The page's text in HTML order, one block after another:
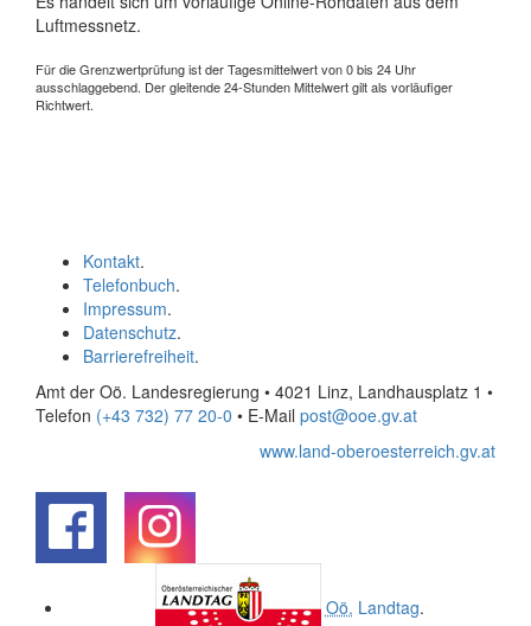
Luftmessnetz.
Für die Grenzwertprüfung ist der Tagesmittelwert von 0 bis 24 Uhr
ausschlaggebend. Der gleitende 24-Stunden Mittelwert gilt als vorläufiger
Richtwert.
Kontakt.
Telefonbuch.
Impressum.
Datenschutz.
Barrierefreiheit.
Amt der Oö. Landesregierung • 4021 Linz, Landhausplatz 1 •
Telefon (+43 732) 77 20-0 • E-Mail post@ooe.gv.at
www.land-oberoesterreich.gv.at
Oö. Landtag.